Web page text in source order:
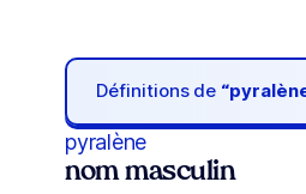
Définitions de
pyralène
nom masculin